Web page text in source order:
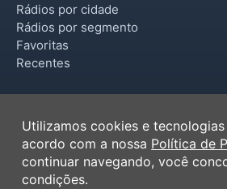
Rádios por cidade
Rádios por segmento
Favoritas
Recentes
Termos de Uso
Política de Privacidade
Ferramentas
Utilizamos cookies e
acordo com a nossa Política de
continuar navegando, você
condições.